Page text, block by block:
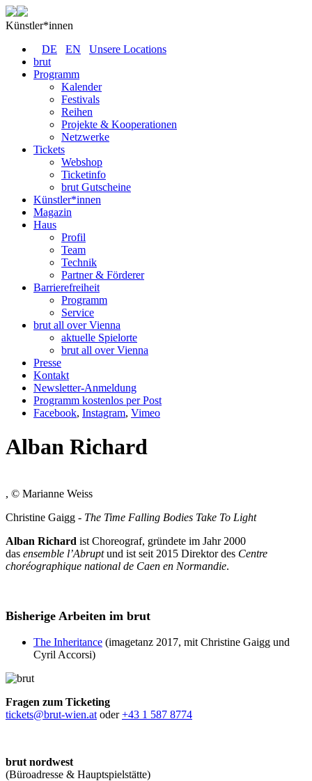
Künstler*innen
DE
EN
Unsere Locations
brut
Programm
Kalender
Festivals
Reihen
Projekte & Kooperationen
Netzwerke
Tickets
Webshop
Ticketinfo
brut Gutscheine
Künstler*innen
Magazin
Haus
Profil
Team
Technik
Partner & Förderer
Barrierefreiheit
Programm
Service
brut all over Vienna
aktuelle Spielorte
brut all over Vienna
Presse
Kontakt
Newsletter-Anmeldung
Programm kostenlos per Post
Facebook, Instagram, Vimeo
Alban Richard
, © Marianne Weiss
Christine Gaigg - The Time Falling Bodies Take To Light
Alban Richard ist Choreograf, gründete im Jahr 2000
das ensemble l’Abruptund ist seit 2015 Direktor des Centre
choréographique national de Caen en Normandie.
Bisherige Arbeiten im brut
The Inheritance (imagetanz 2017, mit Christine Gaigg und
Cyril Accorsi)
Fragen zum Ticketing
tickets@brut-wien.at oder+43 1 587 8774
brut nordwest
(Büroadresse & Hauptspielstätte)